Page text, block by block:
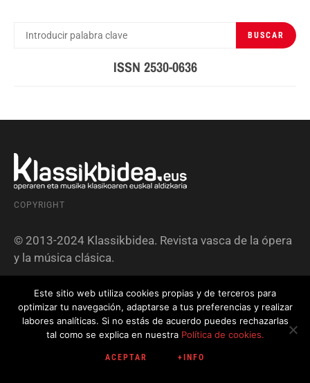
POR:
BUSCAR
ISSN 2530-0636
COPYRIGHT
© 2013-2024 Klassikbidea. Revista vasca de la ópera
y la música clásica.
AVISO LEGAL
Todos los contenidos de esta revista están
protegidos por la legislación vigente en materia de
Este sitio web utiliza cookies propias y de terceros para
optimizar tu navegación, adaptarse a tus preferencias y realizar
labores analíticas. Si no estás de acuerdo puedes rechazarlas
tal como se explica en nuestra Política de cookies.
ACEPTAR +INFO